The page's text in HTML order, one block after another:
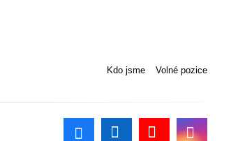
Kdo jsme Volné pozice